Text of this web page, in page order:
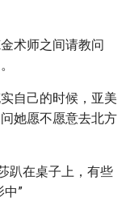
术师之间请教问
自己的时候，亚美
她愿不愿意去北方
趴在桌子上，有些
中”